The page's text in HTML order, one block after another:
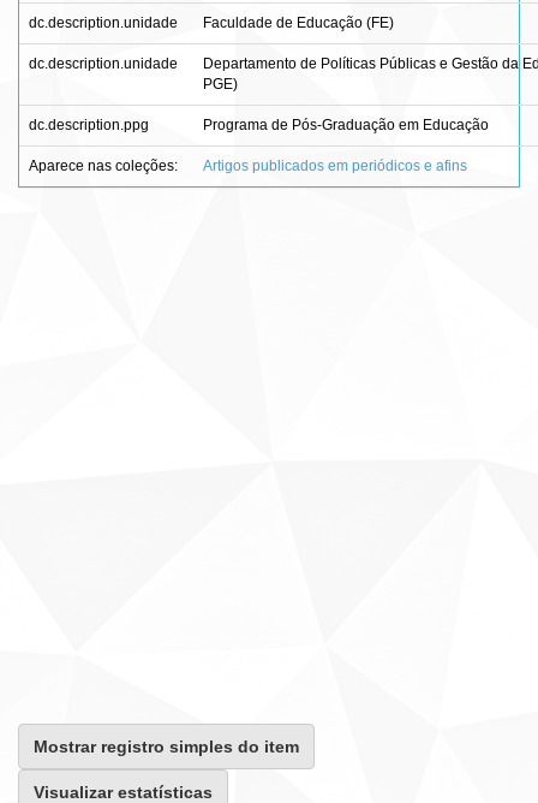
dc.description.unidade Faculdade de Educação (FE)
dc.description.unidade
Departamento de Políticas Públicas e Gestão da
PGE)
dc.description.ppg Programa de Pós-Graduação em Educação
Aparece nas coleções: Artigos publicados em periódicos e afins
Mostrar registro simples do item
Visualizar estatísticas